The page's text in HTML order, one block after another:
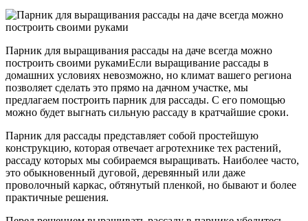
Парник для выращивания рассады на даче всегда можно
построить своими рукамиЕсли выращивание рассады в
домашних условиях невозможно, но климат вашего региона
позволяет сделать это прямо на дачном участке, мы
предлагаем построить парник для рассады. С его помощью
можно будет выгнать сильную рассаду в кратчайшие сроки.
Парник для рассады представляет собой простейшую
конструкцию, которая отвечает агротехнике тех растений,
рассаду которых мы собираемся выращивать. Наиболее часто,
это обыкновенный дуговой, деревянный или даже
проволочный каркас, обтянутый пленкой, но бывают и более
практичные решения.